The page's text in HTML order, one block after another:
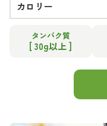
カロリー
タンパク質
[ 30g以上 ]